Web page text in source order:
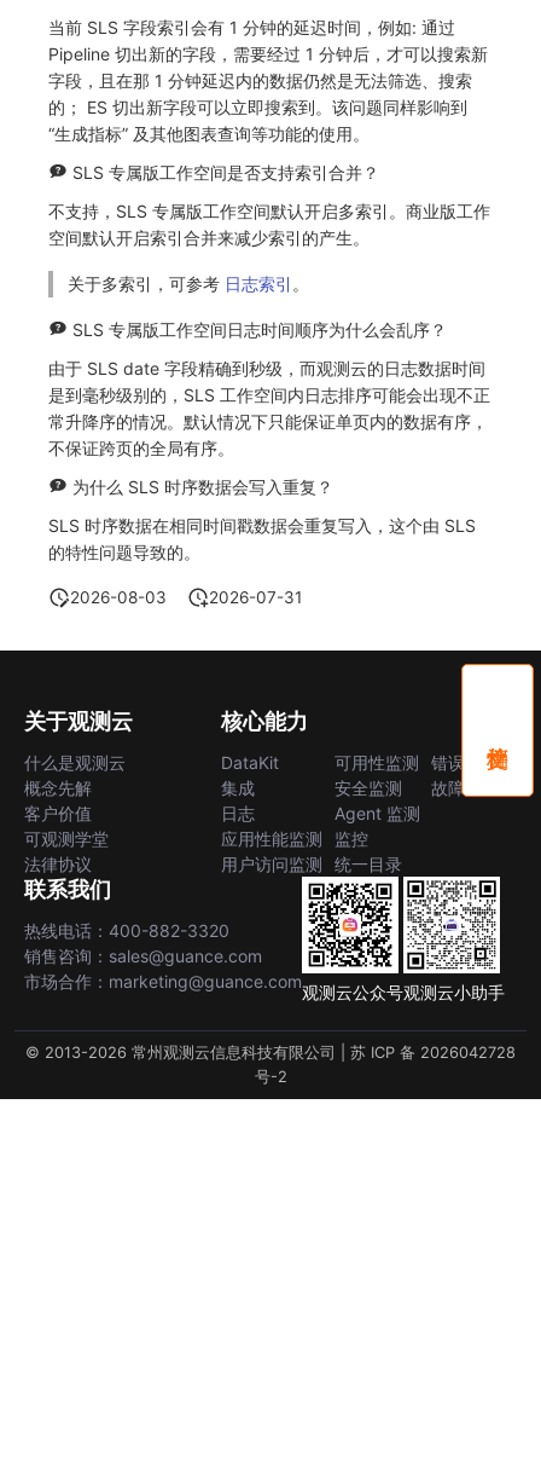
当前 SLS 字段索引会有 1 分钟的延迟时间，例如: 通过
Pipeline 切出新的字段，需要经过 1 分钟后，才可以搜索新
字段，且在那 1 分钟延迟内的数据仍然是无法筛选、搜索
的； ES 切出新字段可以立即搜索到。该问题同样影响到
“生成指标” 及其他图表查询等功能的使用。
SLS 专属版工作空间是否支持索引合并？
不支持，SLS 专属版工作空间默认开启多索引。商业版工作
空间默认开启索引合并来减少索引的产生。
关于多索引，可参考 日志索引 。
SLS 专属版工作空间日志时间顺序为什么会乱序？
由于 SLS date 字段精确到秒级，而观测云的日志数据时间
是到毫秒级别的，SLS 工作空间内日志排序可能会出现不正
常升降序的情况。默认情况下只能保证单页内的数据有序，
不保证跨页的全局有序。
为什么 SLS 时序数据会写入重复？
SLS 时序数据在相同时间戳数据会重复写入，这个由 SLS
的特性问题导致的。
2026-08-03 2026-07-31
关于观测云
什么是观测云
概念先解
客户价值
可观测学堂
法律协议
核心能力
DataKit
集成
日志
应用性能监测
用户访问监测
可用性监测
安全监测
Agent 监测
监控
统一目录
错误中心
故障中心
联系我们
热线电话：400-882-3320
销售咨询：sales@guance.com
市场合作：marketing@guance.com
观测云公众号观测云小助手
© 2013-2026 常州观测云信息科技有限公司 | 苏 ICP 备 2026042728
号-2